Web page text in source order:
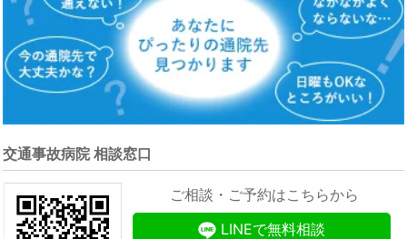
交通事故病院 相談窓口
ご相談・ご予約はこちらから
LINEで無料相談